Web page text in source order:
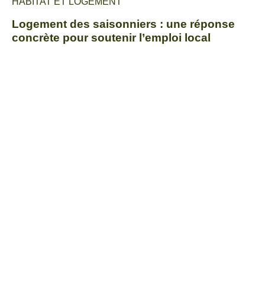
Logement des saisonniers : une réponse
concrète pour soutenir l’emploi local